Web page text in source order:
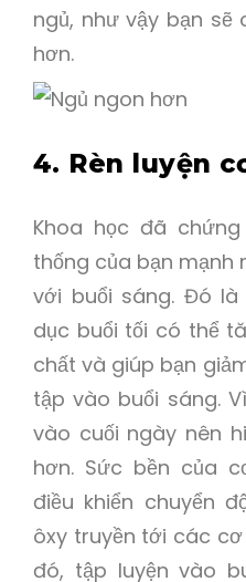
ngủ, như vậy bạn
hơn.
4. Rèn luyện
Khoa học đã
thống của bạn mạnh
với buổi sáng. Đó
dục buổi tối có thể
chất và giúp bạn
tập vào buổi sáng.
vào cuối ngày nên
hơn. Sức bền của
điều khiển chuyển
ôxy truyền tới các
đó, tập luyện vào